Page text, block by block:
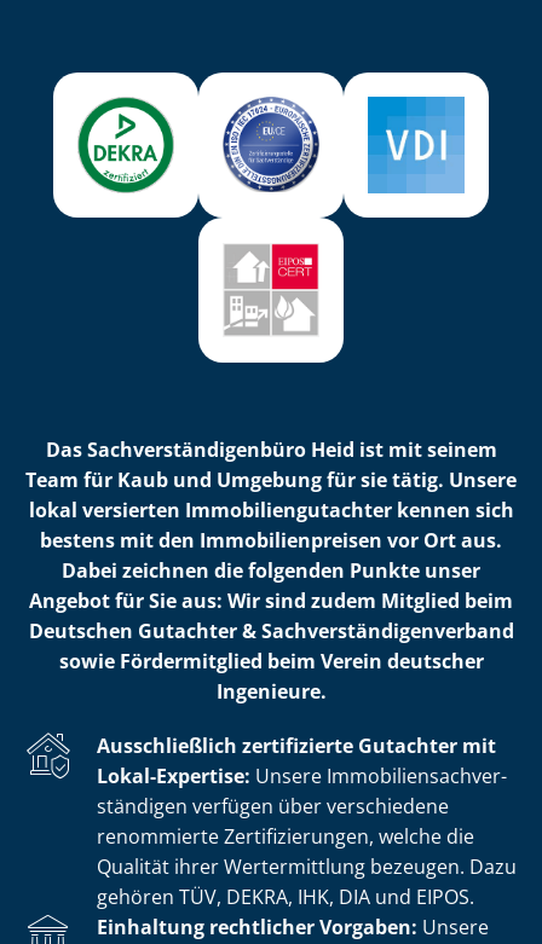
Das Sach­ver­stän­di­gen­bü­ro Heid ist mit seinem
Team für Kaub und Umgebung für sie tätig. Unsere
lokal versierten Im­mo­bi­li­en­gut­ach­ter kennen sich
bestens mit den Im­mo­bi­li­en­prei­sen vor Ort aus.
Dabei zeichnen die folgenden Punkte unser
Angebot für Sie aus: Wir sind zudem Mitglied beim
Deutschen Gutachter & Sach­ver­stän­di­gen­ver­band
sowie Fördermitglied beim Verein deutscher
Ingenieure.
Ausschließlich zertifizierte Gutachter mit
Lokal-Expertise: Unsere Im­mo­bi­li­en­sach­ver­
stän­di­gen verfügen über verschiedene
renommierte Zer­ti­fi­zie­run­gen, welche die
Qualität ihrer Wertermittlung bezeugen. Dazu
gehören TÜV, DEKRA, IHK, DIA und EIPOS.
Einhaltung rechtlicher Vorgaben: Unsere